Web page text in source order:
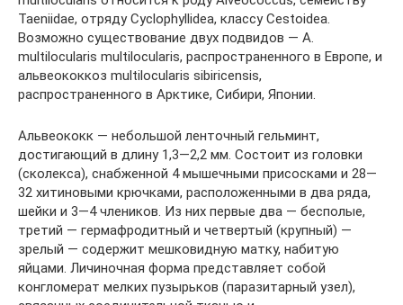
Taeniidae, отряду Cyclophyllidea, классу Cestoidea.
Возможно существование двух подвидов — A.
multilocularis multilocularis, распространенного в Европе, и
альвеококкоз multilocularis sibiricensis,
распространенного в Арктике, Сибири, Японии.
Альвеококк — небольшой ленточный гельминт,
достигающий в длину 1,3—2,2 мм. Состоит из головки
(сколекса), снабженной 4 мышечными присосками и 28—
32 хитиновыми крючками, расположенными в два ряда,
шейки и 3—4 члеников. Из них первые два — бесполые,
третий — гермафродитный и четвертый (крупный) —
зрелый — содержит мешковидную матку, набитую
яйцами. Личиночная форма представляет собой
конгломерат мелких пузырьков (паразитарный узел),